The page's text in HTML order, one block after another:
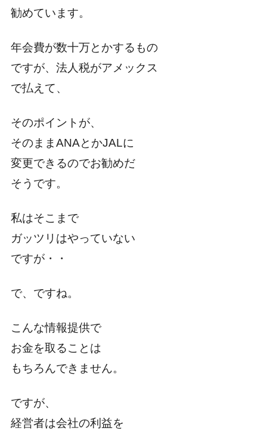
勧めています。
年会費が数十万とかするもの
ですが、法人税がアメックス
で払えて、
そのポイントが、
そのままANAとかJALに
変更できるのでお勧めだ
そうです。
私はそこまで
ガッツリはやっていない
ですが・・
で、ですね。
こんな情報提供で
お金を取ることは
もちろんできません。
ですが、
経営者は会社の利益を